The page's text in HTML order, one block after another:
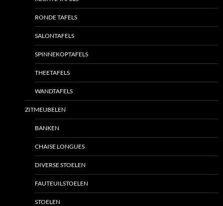
RONDE TAFELS
SALONTAFELS
SPINNEKOPTAFELS
THEETAFELS
WANDTAFELS
ZITMEUBELEN
BANKEN
CHAISE LONGUES
DIVERSE STOELEN
FAUTEUILSTOELEN
STOELEN